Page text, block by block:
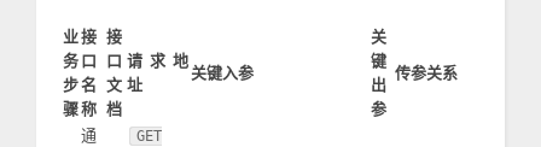
业
务
步
骤
接
口
名
称
接
口
文
档
请求地
址
关键入参
关
键
出
参
传参关系
通
GET